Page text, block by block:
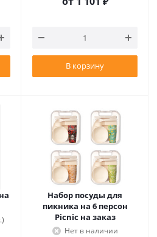
В корзину
Набор посуды для
пикника на 6 персон
Picnic на заказ
Нет в наличии